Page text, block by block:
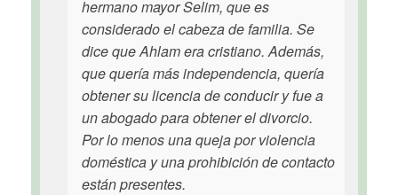
hermano mayor Selim, que es
considerado el cabeza de familia. Se
dice que Ahlam era cristiano. Además,
que quería más independencia, quería
obtener su licencia de conducir y fue a
un abogado para obtener el divorcio.
Por lo menos una queja por violencia
doméstica y una prohibición de contacto
están presentes.